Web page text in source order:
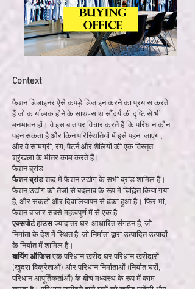
Context
फैशन डिजाइनर ऐसे कपड़े डिजाइन करने का प्रयास करते
हैं जो कार्यात्मक होने के साथ-साथ सौंदर्य की दृष्टि से भी
मनभावन हों। वे इस बात पर विचार करते हैं कि परिधान कौन
पहन सकता है और किन परिस्थितियों में इसे पहना जाएगा,
और वे सामग्री, रंग, पैटर्न और शैलियों की एक विस्तृत
श्रृंखला के भीतर काम करते हैं।
फैशन ब्रांड
फैशन ब्रांडशब्द में फैशन उद्योग के सभी ब्रांड शामिल हैं।
फैशन उद्योग को तेजी से बदलाव के रूप में चिह्नित किया गया
है, और संकटों और दिवालियापन से ढंका हुआ है। फिर भी,
फैशन बाजार सबसे महत्वपूर्ण में से एक है
एक्सपोर्ट हाउसज्यादातर घर-आधारित संगठन है, जो
निर्माता के देश में स्थित है, जो निर्माता द्वारा उत्पादित उत्पादों
के निर्यात में शामिल है।
बायिंग ऑफिसएक परिधान खरीद घर परिधान खरीदारों
(खुदरा विक्रेताओं) और परिधान निर्माताओं (निर्यात घरों,
परिधान आपूर्तिकर्ताओं) के बीच मध्यस्थ के रूप में काम